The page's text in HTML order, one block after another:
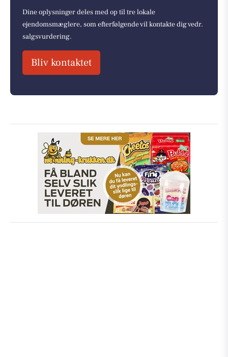
Dine oplysninger deles med op til tre lokale
ejendomsmæglere, som efterfølgende vil kontakte dig vedr.
salgsvurdering.
Bliv kontaktet